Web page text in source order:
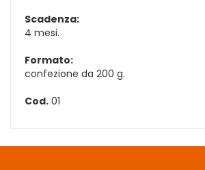
Scadenza:
4 mesi.
Formato:
confezione da 200 g.
Cod. 01